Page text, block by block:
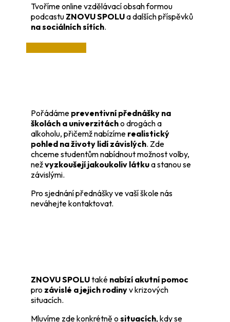
Tvoříme online vzdělávací obsah formou
podcastu ZNOVU SPOLUa dalších příspěvků
na sociálních sítích.
Pořádáme preventivní přednášky na
školách a univerzitácho drogách a
alkoholu, přičemž nabízíme realistický
pohled na životy lidí závislých. Zde
chceme studentům nabídnout možnost volby,
nežvyzkoušejí jakoukoliv látkua stanou se
závislými.
Pro sjednání přednášky ve vaší škole nás
neváhejte kontaktovat.
ZNOVU SPOLUtaké nabízí akutní pomoc
pro závislé a jejich rodinyv krizových
situacích.
Mluvíme zde konkrétně o situacích, kdy se